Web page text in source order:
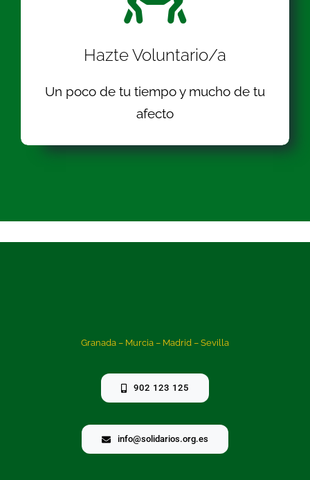
Hazte Voluntario/a
Un poco de tu tiempo y mucho de tu
afecto
Granada – Murcia – Madrid – Sevilla
902 123 125
info@solidarios.org.es